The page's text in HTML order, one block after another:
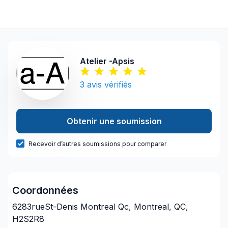
Atelier -Apsis
3 avis vérifiés
Obtenir une soumission
Recevoir d’autres soumissions pour comparer
Coordonnées
6283rueSt-Denis Montreal Qc, Montreal, QC,
H2S2R8